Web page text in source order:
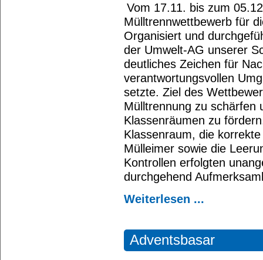
Vom 17.11. bis zum
Mülltrennwettbewerb für
Organisiert und
der Umwelt-AG unserer
deutliches Zeichen für
verantwortungsvollen
setzte. Ziel des
Mülltrennung zu schärfen
Klassenräumen zu
Klassenraum, die
Mülleimer sowie die
Kontrollen erfolgten
durchgehend
Weiterlesen ...
Adventsbasar